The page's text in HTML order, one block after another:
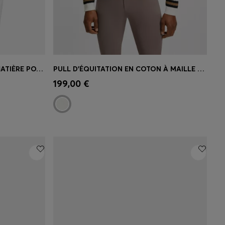
PANTALON D’ÉQUITATION EN MATIÈRE POWER-STRETCH AVEC GRIP AUX GENOUX
Achat rapide
taille)
PULL D’ÉQUITATION EN COTON À MAILLE TORSADÉE
199,00 €